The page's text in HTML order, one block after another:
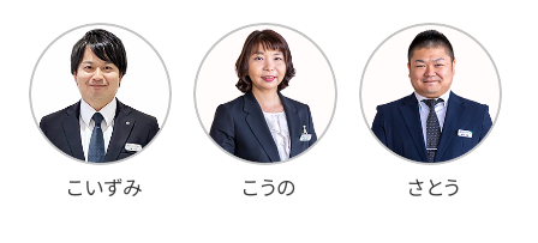
こいずみ こうの さとう